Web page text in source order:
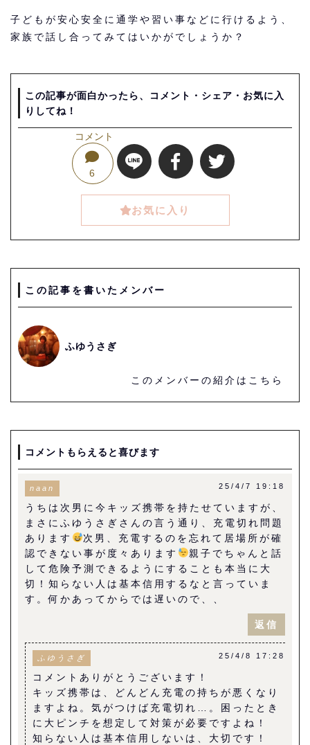
子どもが安心安全に通学や習い事などに行けるよう、
家族で話し合ってみてはいかがでしょうか？
この記事が面白かったら、コメント・シェア・お気に入
りしてね！
コメント
6
お気に入り
この記事を書いたメンバー
ふゆうさぎ
このメンバーの紹介はこちら
コメントもらえると喜びます
naan 25/4/7 19:18
うちは次男に今キッズ携帯を持たせていますが、
まさにふゆうさぎさんの言う通り、充電切れ問題
あります
次男、充電するのを忘れて居場所が確
認できない事が度々あります
親子でちゃんと話
して危険予測できるようにすることも本当に大
切！知らない人は基本信用するなと言っていま
す。何かあってからでは遅いので、、
返信
ふゆうさぎ 25/4/8 17:28
コメントありがとうございます！
キッズ携帯は、どんどん充電の持ちが悪くなり
ますよね。気がつけば充電切れ…。困ったとき
に大ピンチを想定して対策が必要ですよね！
知らない人は基本信用しないは、大切です！